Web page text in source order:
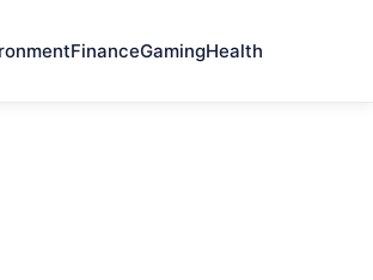
FinanceGamingHealth